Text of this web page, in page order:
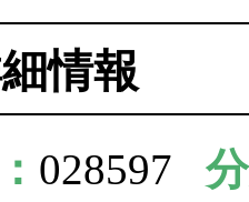
情報
028597